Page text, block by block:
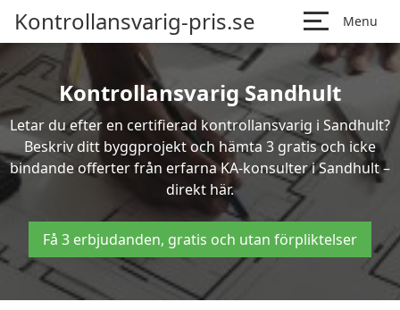
Kontrollansvarig-pris.se Menu
Kontrollansvarig Sandhult
Letar du efter en certifierad kontrollansvarig i Sandhult?
Beskriv ditt byggprojekt och hämta 3 gratis och icke
bindande offerter från erfarna KA-konsulter i Sandhult –
direkt här.
Få 3 erbjudanden, gratis och utan förpliktelser